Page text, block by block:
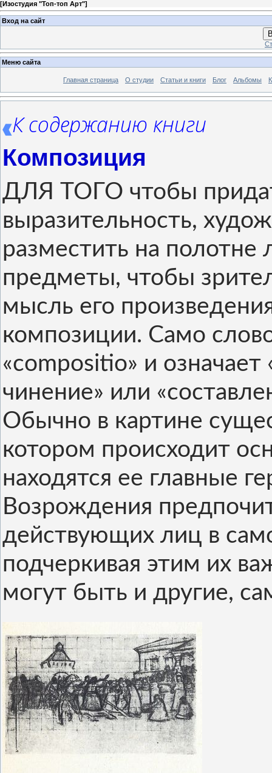
[Изостудия "Топ-топ Арт"]
Вход на сайт
Меню сайта
Главная страница О студии Статьи и книги Блог Альбомы
К содержанию книги
Композиция
ДЛЯ ТОГО чтобы
выразительность,
разместить на
предметы, чтобы
мысль его
композиции. Само
«compositio» и означает
чинение» или
Обычно в картине
котором происходит
находятся ее главные
Возрождения
действующих лиц в
подчеркивая этим их
могут быть и другие,